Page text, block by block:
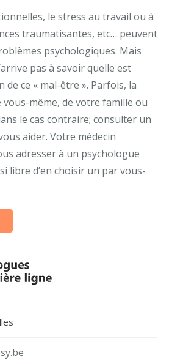
le stress au travail ou à
traumatisantes, etc… peuvent
psychologiques. Mais
pas à savoir quelle est
de ce « mal-être ». Parfois, la
même, de votre famille ou
le cas contraire; consulter un
aider. Votre médecin
adresser à un psychologue
libre d’en choisir un par vous-